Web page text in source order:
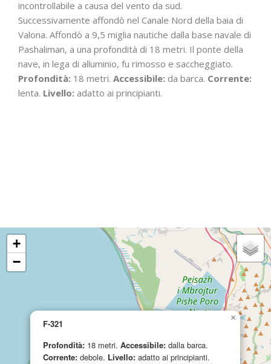
incontrollabile a causa del vento da sud.
Successivamente affondò nel Canale Nord della baia di
Valona. Affondò a 9,5 miglia nautiche dalla base navale di
Pashaliman, a una profondità di 18 metri. Il ponte della
nave, in lega di alluminio, fu rimosso e saccheggiato.
Profondità: 18 metri. Accessibile: da barca. Corrente:
lenta. Livello: adatto ai principianti.
F-321
Profondità: 18 metri. Accessibile: dalla barca.
Corrente: debole. Livello: adatto ai principianti.
×
+
−